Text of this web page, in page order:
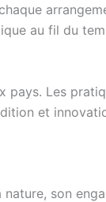
au fil du
pays. Les
et
nature, son